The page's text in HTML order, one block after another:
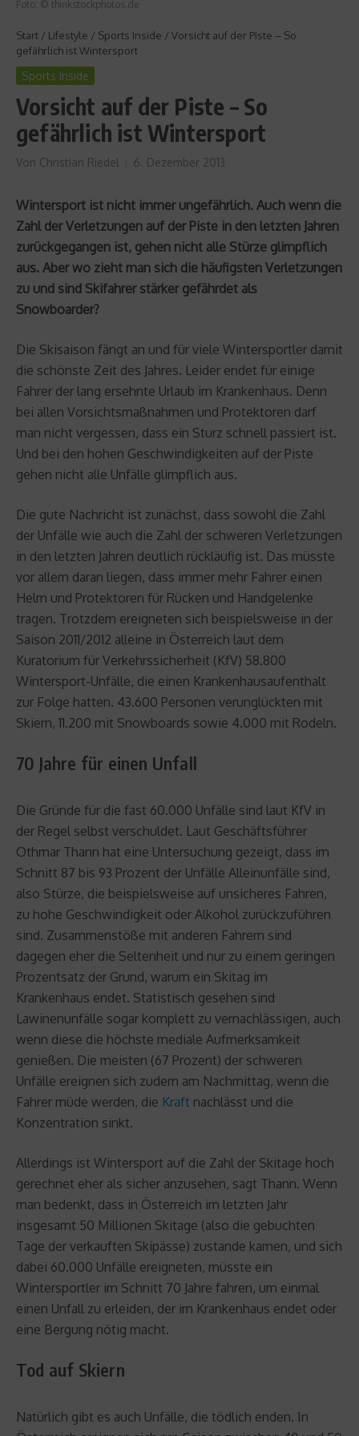
Foto: © thinkstockphotos.de
Start / Lifestyle / Sports Inside / Vorsicht auf der Piste – So
gefährlich ist Wintersport
Sports Inside
Vorsicht auf der Piste – So
gefährlich ist Wintersport
Von Christian Riedel 6. Dezember 2013
Wintersport ist nicht immer ungefährlich. Auch wenn die
Zahl der Verletzungen auf der Piste in den letzten Jahren
zurückgegangen ist, gehen nicht alle Stürze glimpflich
aus. Aber wo zieht man sich die häufigsten Verletzungen
zu und sind Skifahrer stärker gefährdet als
Snowboarder?
Die Skisaison fängt an und für viele Wintersportler damit
die schönste Zeit des Jahres. Leider endet für einige
Fahrer der lang ersehnte Urlaub im Krankenhaus. Denn
bei allen Vorsichtsmaßnahmen und Protektoren darf
man nicht vergessen, dass ein Sturz schnell passiert ist.
Und bei den hohen Geschwindigkeiten auf der Piste
gehen nicht alle Unfälle glimpflich aus.
Die gute Nachricht ist zunächst, dass sowohl die Zahl
der Unfälle wie auch die Zahl der schweren Verletzungen
in den letzten Jahren deutlich rückläufig ist. Das müsste
vor allem daran liegen, dass immer mehr Fahrer einen
Helm und Protektoren für Rücken und Handgelenke
tragen. Trotzdem ereigneten sich beispielsweise in der
Saison 2011/2012 alleine in Österreich laut dem
Kuratorium für Verkehrssicherheit (KfV) 58.800
Wintersport-Unfälle, die einen Krankenhausaufenthalt
zur Folge hatten. 43.600 Personen verunglückten mit
Skiern, 11.200 mit Snowboards sowie 4.000 mit Rodeln.
70 Jahre für einen Unfall
Die Gründe für die fast 60.000 Unfälle sind laut KfV in
der Regel selbst verschuldet. Laut Geschäftsführer
Othmar Thann hat eine Untersuchung gezeigt, dass im
Schnitt 87 bis 93 Prozent der Unfälle Alleinunfälle sind,
also Stürze, die beispielsweise auf unsicheres Fahren,
zu hohe Geschwindigkeit oder Alkohol zurückzuführen
sind. Zusammenstöße mit anderen Fahrern sind
dagegen eher die Seltenheit und nur zu einem geringen
Prozentsatz der Grund, warum ein Skitag im
Krankenhaus endet. Statistisch gesehen sind
Lawinenunfälle sogar komplett zu vernachlässigen, auch
wenn diese die höchste mediale Aufmerksamkeit
genießen. Die meisten (67 Prozent) der schweren
Unfälle ereignen sich zudem am Nachmittag, wenn die
Fahrer müde werden, die Kraft nachlässt und die
Konzentration sinkt.
Allerdings ist Wintersport auf die Zahl der Skitage hoch
gerechnet eher als sicher anzusehen, sagt Thann. Wenn
man bedenkt, dass in Österreich im letzten Jahr
insgesamt 50 Millionen Skitage (also die gebuchten
Tage der verkauften Skipässe) zustande kamen, und sich
dabei 60.000 Unfälle ereigneten, müsste ein
Wintersportler im Schnitt 70 Jahre fahren, um einmal
einen Unfall zu erleiden, der im Krankenhaus endet oder
eine Bergung nötig macht.
Tod auf Skiern
Natürlich gibt es auch Unfälle, die tödlich enden. In